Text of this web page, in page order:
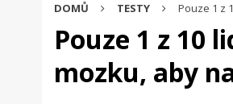
DOMŮ TESTY Pouze 1 z
Pouze 1 z 10
mozku, aby